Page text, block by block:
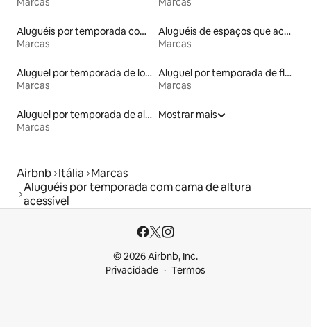
Aluguéis por temporada com suítes privativas
Marcas
Aluguéis de espaços que aceitam animais de estimação
Marcas
Aluguel por temporada de lofts
Marcas
Aluguel por temporada de flats
Marcas
Aluguel por temporada de alojamentos ecológicos
Marcas
Mostrar mais
Airbnb Itália Marcas
Aluguéis por temporada com cama de altura
acessível
© 2026 Airbnb, Inc.
Privacidade
Termos